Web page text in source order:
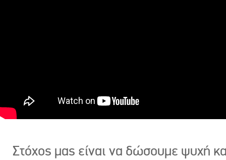
Στόχος μας είναι να δώσουμε ψυχή